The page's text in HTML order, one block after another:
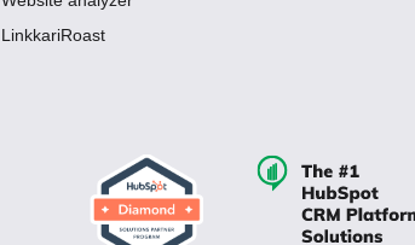
LinkkariRoast